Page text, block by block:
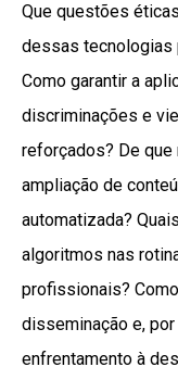
Que questões
dessas tecnologias
Como garantir a
discriminações e
reforçados? De
ampliação de
automatizada?
algoritmos nas
profissionais?
disseminação e,
enfrentamento à